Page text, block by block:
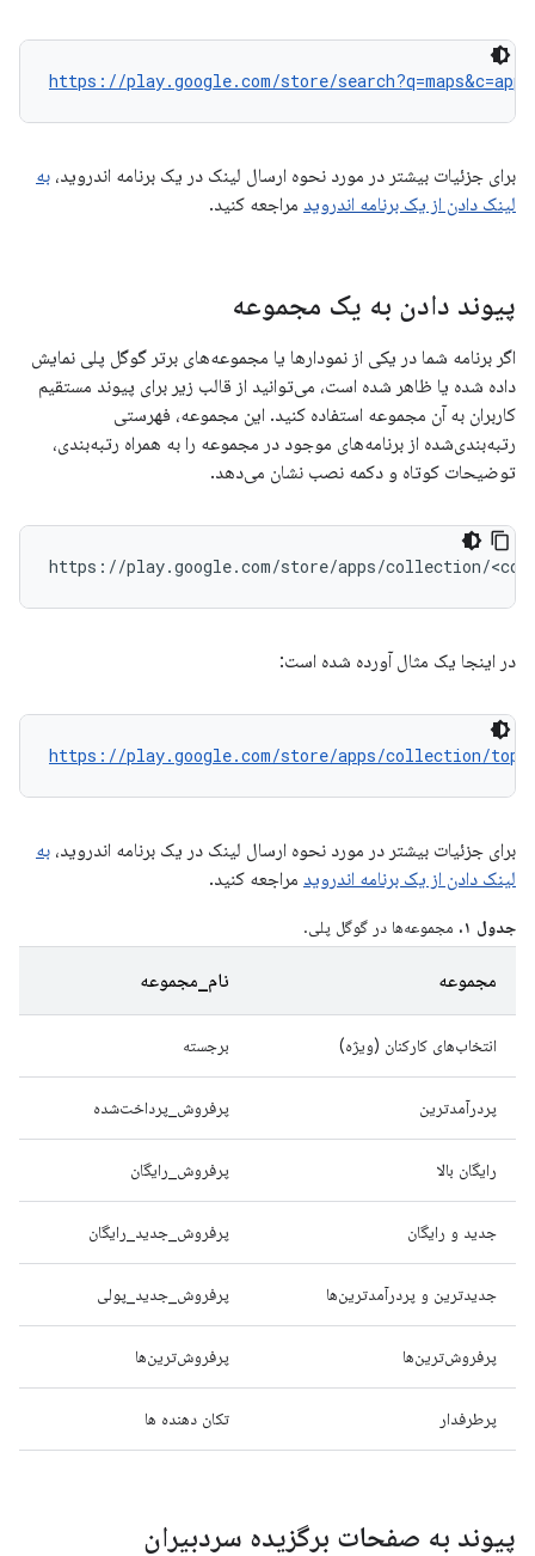
https://play.google.com/store/search?q=maps&c=apps
برای جزئیات بیشتر در مورد نحوه ارسال لینک در یک برنامه اندروید، به
لینک دادن از یک برنامه اندروید مراجعه کنید.
پیوند دادن به یک مجموعه
اگر برنامه شما در یکی از نمودارها یا مجموعه‌های برتر گوگل پلی نمایش
داده شده یا ظاهر شده است، می‌توانید از قالب زیر برای پیوند مستقیم
کاربران به آن مجموعه استفاده کنید. این مجموعه، فهرستی
رتبه‌بندی‌شده از برنامه‌های موجود در مجموعه را به همراه رتبه‌بندی،
توضیحات کوتاه و دکمه نصب نشان می‌دهد.
در اینجا یک مثال آورده شده است:
https://play.google.com/store/apps/collection/
برای جزئیات بیشتر در مورد نحوه ارسال لینک در یک برنامه اندروید، به
لینک دادن از یک برنامه اندروید مراجعه کنید.
جدول ۱. مجموعه‌ها در گوگل پلی.
مجموعه نام_مجموعه
انتخاب‌های کارکنان (ویژه) برجسته
پردرآمدترین پرفروش_پرداخت‌شده
رایگان بالا پرفروش_رایگان
جدید و رایگان پرفروش_جدید_رایگان
جدیدترین و پردرآمدترین‌ها پرفروش_جدید_پولی
پرفروش‌ترین‌ها پرفروش‌ترین‌ها
پرطرفدار تکان دهنده ها
پیوند به صفحات برگزیده سردبیران